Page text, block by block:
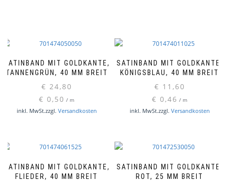
SATINBAND MIT GOLDKANTE,
TANNENGRÜN, 40 MM BREIT
€ 24,80
€ 0,50 / m
inkl. MwSt.zzgl. Versandkosten
SATINBAND MIT GOLDKANTE,
KÖNIGSBLAU, 40 MM BREIT
€ 11,60
€ 0,46 / m
inkl. MwSt.zzgl. Versandkosten
SATINBAND MIT GOLDKANTE,
FLIEDER, 40 MM BREIT
SATINBAND MIT GOLDKANTE,
ROT, 25 MM BREIT